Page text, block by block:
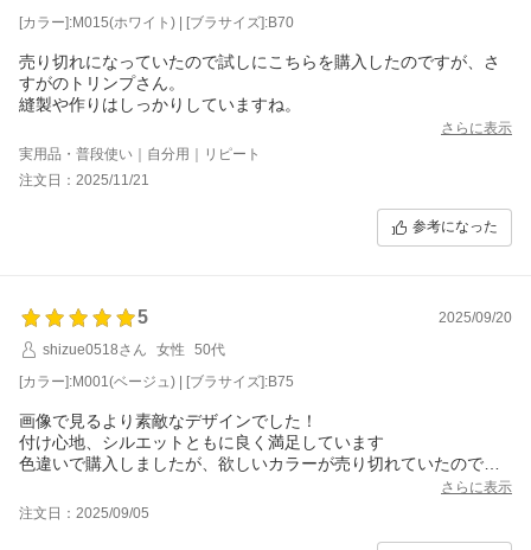
[カラー]:M015(ホワイト) | [ブラサイズ]:B70
売り切れになっていたので試しにこちらを購入したのですが、さ
すがのトリンプさん。
縫製や作りはしっかりしていますね。
さらに表示
実用品・普段使い｜自分用｜リピート
注文日：2025/11/21
参考になった
5
2025/09/20
shizue0518さん
女性
50代
[カラー]:M001(ベージュ) | [ブラサイズ]:B75
画像で見るより素敵なデザインでした！
付け心地、シルエットともに良く満足しています
色違いで購入しましたが、欲しいカラーが売り切れていたので再
さらに表示
注文日：2025/09/05